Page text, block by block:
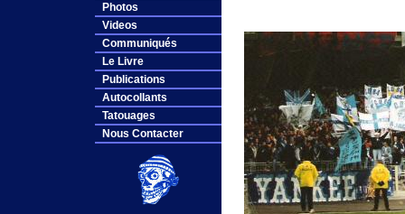
Photos
Videos
Communiqués
Le Livre
Publications
Autocollants
Tatouages
Nous Contacter